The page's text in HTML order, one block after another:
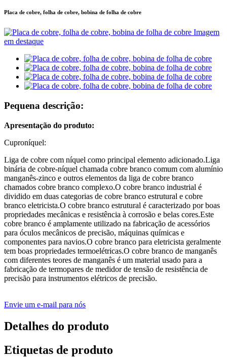
Placa de cobre, folha de cobre, bobina de folha de cobre
Pequena descrição:
Apresentação do produto:
Cuproníquel:
Liga de cobre com níquel como principal elemento adicionado.Liga
binária de cobre-níquel chamada cobre branco comum com alumínio
manganês-zinco e outros elementos da liga de cobre branco
chamados cobre branco complexo.O cobre branco industrial é
dividido em duas categorias de cobre branco estrutural e cobre
branco eletricista.O cobre branco estrutural é caracterizado por boas
propriedades mecânicas e resistência à corrosão e belas cores.Este
cobre branco é amplamente utilizado na fabricação de acessórios
para óculos mecânicos de precisão, máquinas químicas e
componentes para navios.O cobre branco para eletricista geralmente
tem boas propriedades termoelétricas.O cobre branco de manganês
com diferentes teores de manganês é um material usado para a
fabricação de termopares de medidor de tensão de resistência de
precisão para instrumentos elétricos de precisão.
Envie um e-mail para nós
Detalhes do produto
Etiquetas de produto